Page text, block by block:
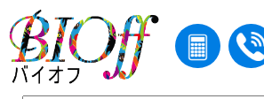
中古機器検索